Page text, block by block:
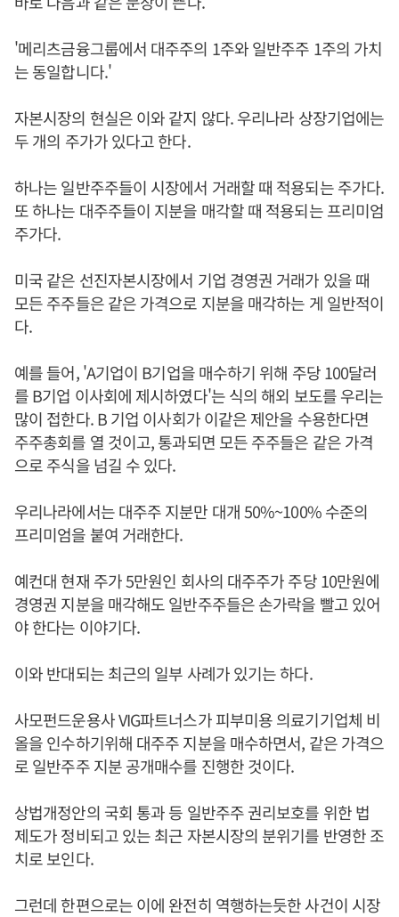
'메리츠금융그룹에서 대주주의 1주와 일반주주 1주의 가치
는 동일합니다.'
자본시장의 현실은 이와 같지 않다. 우리나라 상장기업에는
두 개의 주가가 있다고 한다.
하나는 일반주주들이 시장에서 거래할 때 적용되는 주가다.
또 하나는 대주주들이 지분을 매각할 때 적용되는 프리미엄
주가다.
미국 같은 선진자본시장에서 기업 경영권 거래가 있을 때
모든 주주들은 같은 가격으로 지분을 매각하는 게 일반적이
다.
예를 들어, 'A기업이 B기업을 매수하기 위해 주당 100달러
를 B기업 이사회에 제시하였다'는 식의 해외 보도를 우리는
많이 접한다. B 기업 이사회가 이같은 제안을 수용한다면
주주총회를 열 것이고, 통과되면 모든 주주들은 같은 가격
으로 주식을 넘길 수 있다.
우리나라에서는 대주주 지분만 대개 50%~100% 수준의
프리미엄을 붙여 거래한다.
예컨대 현재 주가 5만원인 회사의 대주주가 주당 10만원에
경영권 지분을 매각해도 일반주주들은 손가락을 빨고 있어
야 한다는 이야기다.
이와 반대되는 최근의 일부 사례가 있기는 하다.
사모펀드운용사 VIG파트너스가 피부미용 의료기기업체 비
올을 인수하기위해 대주주 지분을 매수하면서, 같은 가격으
로 일반주주 지분 공개매수를 진행한 것이다.
상법개정안의 국회 통과 등 일반주주 권리보호를 위한 법
제도가 정비되고 있는 최근 자본시장의 분위기를 반영한 조
치로 보인다.
그런데 한편으로는 이에 완전히 역행하는듯한 사건이 시장